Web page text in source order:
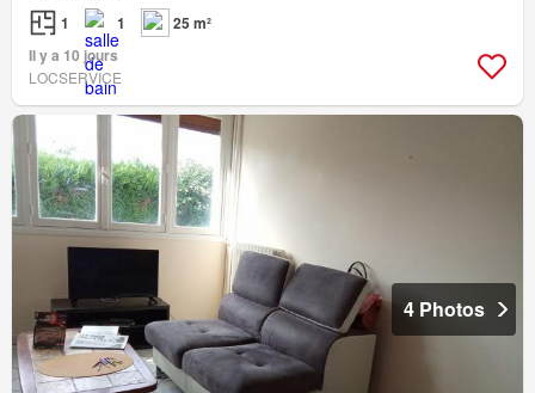
1 1
25 m²
Il y a 10 jours
LOCSERVICE
4 Photos